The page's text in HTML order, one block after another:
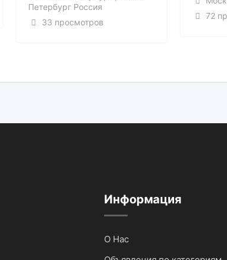
Петербург Россия
33 просмотров
72
Информация
О Нас